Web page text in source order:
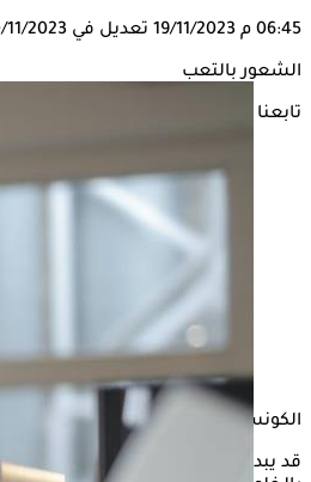
06:45 م 19/11/2023 تعديل في 20/11/2023
الشعور بالتعب
تابعنا على
الكونسلتو
قد يبدو الشعور بالتعب مشكلة